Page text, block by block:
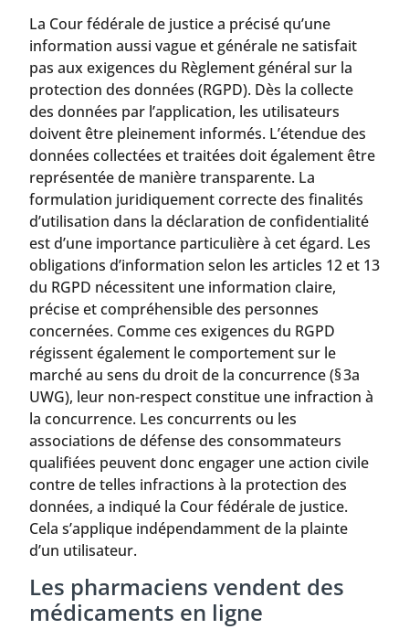
La Cour fédérale de justice a précisé qu’une
information aussi vague et générale ne satisfait
pas aux exigences du Règlement général sur la
protection des données (RGPD). Dès la collecte
des données par l’application, les utilisateurs
doivent être pleinement informés. L’étendue des
données collectées et traitées doit également être
représentée de manière transparente. La
formulation juridiquement correcte des finalités
d’utilisation dans la déclaration de confidentialité
est d’une importance particulière à cet égard. Les
obligations d’information selon les articles 12 et 13
du RGPD nécessitent une information claire,
précise et compréhensible des personnes
concernées. Comme ces exigences du RGPD
régissent également le comportement sur le
marché au sens du droit de la concurrence (§ 3a
UWG), leur non-respect constitue une infraction à
la concurrence. Les concurrents ou les
associations de défense des consommateurs
qualifiées peuvent donc engager une action civile
contre de telles infractions à la protection des
données, a indiqué la Cour fédérale de justice.
Cela s’applique indépendamment de la plainte
d’un utilisateur.
Les pharmaciens vendent des
médicaments en ligne